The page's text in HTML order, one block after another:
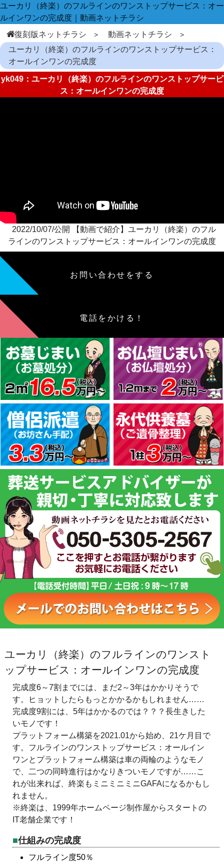
ユーカリ（終楽）のフルラインのワンストップサービス：オー
ルインワンの完成度｜動画ネットチラシ
復刻版ネットチラシ
動画ネットチラシ
ユーカリ（終楽）のフルラインのワンストップサービス：
オールインワンの完成度
yk049：ユーカリ（終楽）のフルラインのワンストップサービ
ス：オールインワンの完成度
2022/10/07/公開 【動画で紹介】ユーカリ（終楽）のフル
ラインのワンストップサービス：オールインワンの完成度
お問い合わせをする
電話をかける！
ユーカリ（終楽）のフルラインのワンスト
ップサービス：オールインワンの完成度
完成度6～7割までには、まだ2～3年はかかりそうで
す。ヒョットしたらもっとかかるかもしれません……
完成度9割には、5年はかかるのでは？？？長生きした
いモノです！
プラットフォーム構築を2021.01から始め、21ケ月目で
す。フルラインのワンストップサービス：オールイン
ワンとプラットフォーム構築は車の両輪のようなモノ
で、二つの同時進行はかなりきついモノですが……こ
れが出来れば、終楽もミニミニミニGAFAになるかもし
れません。
※終楽は、1999年ホームページ制作屋からスタートの
IT老舗企業です！
仕組みの完成度
フルライン度50％